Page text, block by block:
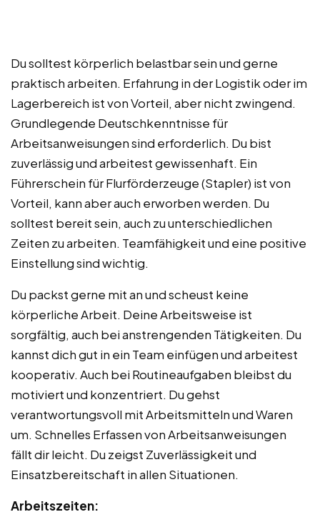
Du solltest körperlich belastbar sein und gerne
praktisch arbeiten. Erfahrung in der Logistik oder im
Lagerbereich ist von Vorteil, aber nicht zwingend.
Grundlegende Deutschkenntnisse für
Arbeitsanweisungen sind erforderlich. Du bist
zuverlässig und arbeitest gewissenhaft. Ein
Führerschein für Flurförderzeuge (Stapler) ist von
Vorteil, kann aber auch erworben werden. Du
solltest bereit sein, auch zu unterschiedlichen
Zeiten zu arbeiten. Teamfähigkeit und eine positive
Einstellung sind wichtig.
Du packst gerne mit an und scheust keine
körperliche Arbeit. Deine Arbeitsweise ist
sorgfältig, auch bei anstrengenden Tätigkeiten. Du
kannst dich gut in ein Team einfügen und arbeitest
kooperativ. Auch bei Routineaufgaben bleibst du
motiviert und konzentriert. Du gehst
verantwortungsvoll mit Arbeitsmitteln und Waren
um. Schnelles Erfassen von Arbeitsanweisungen
fällt dir leicht. Du zeigst Zuverlässigkeit und
Einsatzbereitschaft in allen Situationen.
Arbeitszeiten: